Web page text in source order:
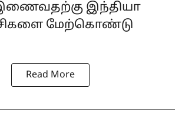
இணைவதற்கு இந்தியா
மேற்கொண்டு
Read More